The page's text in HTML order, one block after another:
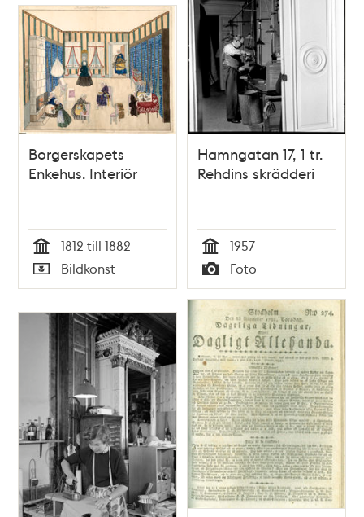
Borgerskapets
Enkehus. Interiör
Tid
1812 till 1882
Typ
Bildkonst
Hamngatan 17, 1 tr.
Rehdins skrädderi
Tid
1957
Typ
Foto